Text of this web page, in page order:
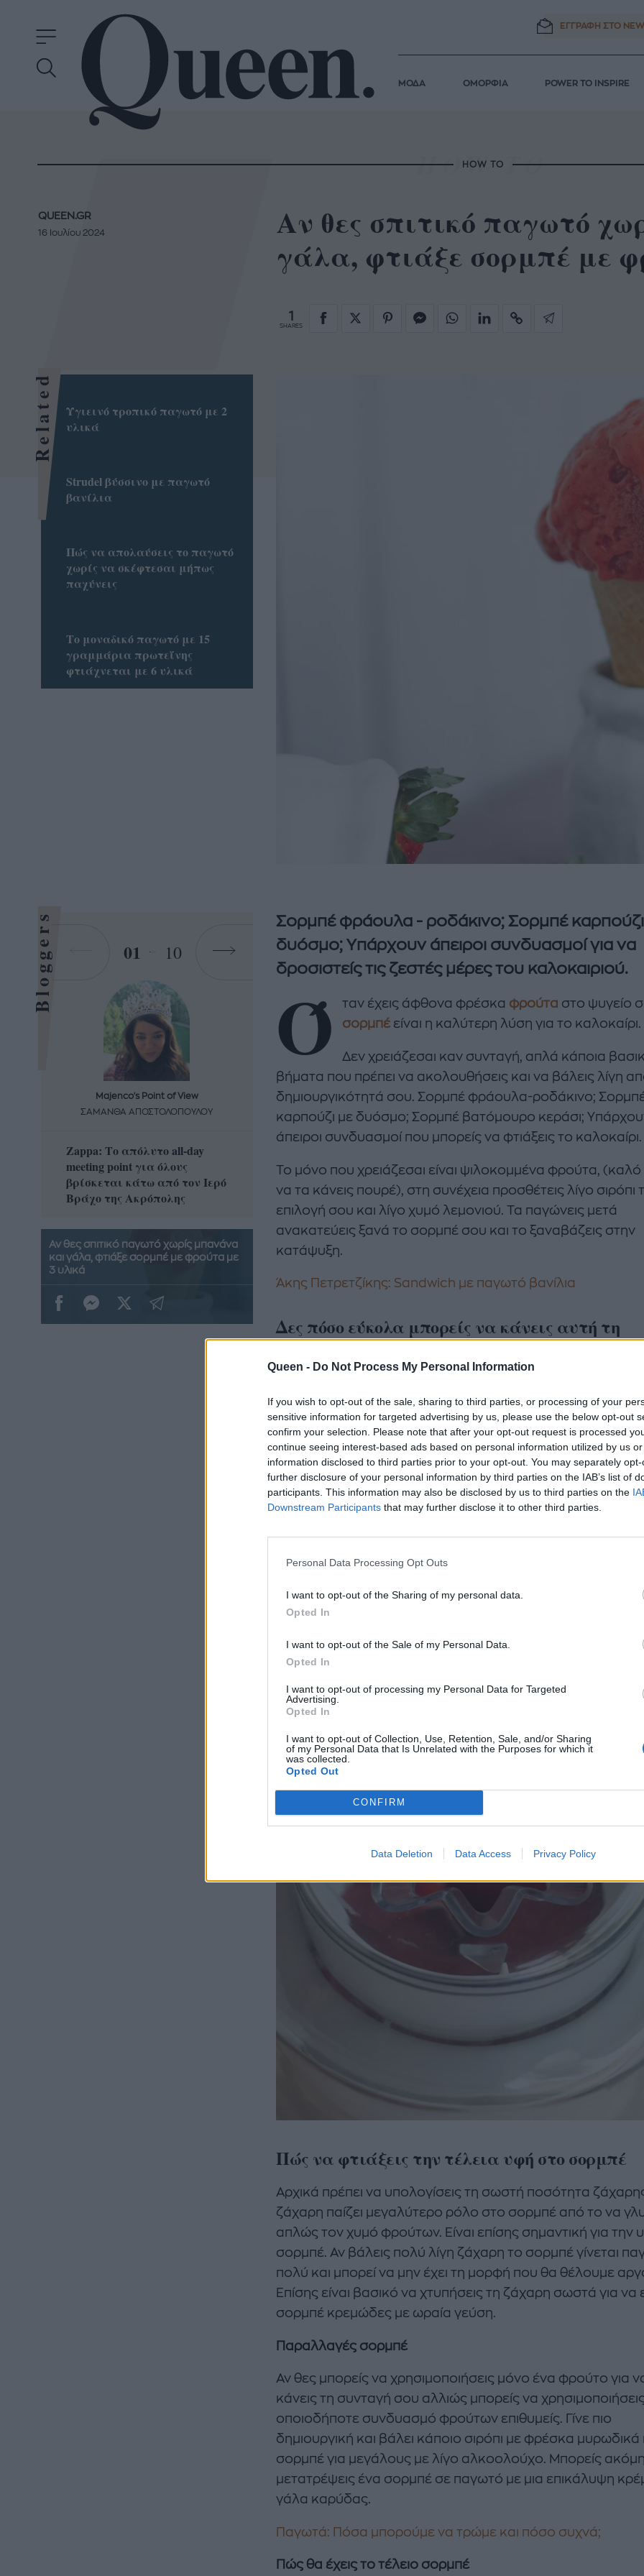
Queen - Do Not Process My Personal Information
If you wish to opt-out of the sale, sharing to third parties, or processing of your
sensitive information for targeted advertising by us, please use the below opt-out
confirm your selection. Please note that after your opt-out request is processed
continue seeing interest-based ads based on personal information utilized by us
information disclosed to third parties prior to your opt-out. You may separately
further disclosure of your personal information by third parties on the IAB’s list of
participants. This information may also be disclosed by us to third parties on the
Downstream Participants that may further disclose it to other third parties.
Personal Data Processing Opt Outs
I want to opt-out of the Sharing of my personal data.
Opted In
I want to opt-out of the Sale of my Personal Data.
Opted In
I want to opt-out of processing my Personal Data for Targeted
Advertising.
Opted In
I want to opt-out of Collection, Use, Retention, Sale, and/or Sharing
of my Personal Data that Is Unrelated with the Purposes for which it
was collected.
Opted Out
CONFIRM
Data Deletion Data Access Privacy Policy
ΕΓΓΡΑΦΗ ΣΤΟ
ΜΟΔΑ ΟΜΟΡΦΙΑ POWER TO INSPIRE
HOW TO
Αν θες σπιτικό παγωτό
γάλα, φτιάξε σορμπέ με
1
SHARES
QUEEN.GR
16 Ιουλίου 2024
Σορμπέ φράουλα - ροδάκινο; Σορμπέ
δυόσμο; Υπάρχουν άπειροι συνδυασμοί για να
δροσιστείς τις ζεστές μέρες του καλοκαιριού.
Ό ταν έχεις άφθονα φρέσκα φρούτα στο ψυγείο
σορμπέ είναι η καλύτερη λύση για το καλοκαίρι.
Δεν χρειάζεσαι καν συνταγή, απλά κάποια
βήματα που πρέπει να ακολουθήσεις και να βάλεις λίγη
δημιουργικότητά σου. Σορμπέ φράουλα-ροδάκινο;
καρπούζι με δυόσμο; Σορμπέ βατόμουρο κεράσι;
άπειροι συνδυασμοί που μπορείς να φτιάξεις το καλοκαίρι.
Το μόνο που χρειάζεσαι είναι ψιλοκομμένα φρούτα, (καλό
να τα κάνεις πουρέ), στη συνέχεια προσθέτεις λίγο σιρόπι
επιλογή σου και λίγο χυμό λεμονιού. Τα παγώνεις μετά
ανακατεύεις ξανά το σορμπέ σου και το ξαναβάζεις στην
κατάψυξη.
Άκης Πετρετζίκης: Sandwich με παγωτό βανίλια
Δες πόσο εύκολα μπορείς να κάνεις αυτή τη
ιδανική για να φτιάξεις ένα τέταρτο σορμπέ - δηλαδή
πέντε φλιτζάνια. Κάνεις πουρέ όποιο φρούτο θες,
ζάχαρη ή το σιρόπι σου, και αυτή θα είναι η βάση του
για να το βάλεις στην κατάψυξη. Μετά από κάποια λεπτά
και λίγο χυμό λεμονιού το ανακατεύεις και το αφήνεις
παγώσει!
Πώς να φτιάξεις την τέλεια υφή στο σορμπέ
Αρχικά πρέπει να υπολογίσεις τη σωστή ποσότητα
ζάχαρη παίζει μεγαλύτερο ρόλο στο σορμπέ από το να
απλώς τον χυμό φρούτων. Είναι επίσης σημαντική για την
σορμπέ. Αν βάλεις πολύ λίγη ζάχαρη το σορμπέ γίνεται
πολύ και μπορεί να μην έχει τη μορφή που θα θέλουμε
Επίσης είναι βασικό να χτυπήσεις τη ζάχαρη σωστά για να
σορμπέ κρεμώδες με ωραία γεύση.
Παραλλαγές σορμπέ
Αν θες μπορείς να χρησιμοποιήσεις μόνο ένα φρούτο για
κάνεις τη συνταγή σου αλλιώς μπορείς να
οποιοδήποτε συνδυασμό φρούτων επιθυμείς. Γίνε πιο
δημιουργική και βάλει κάποιο σιρόπι με φρέσκα μυρωδικά
σορμπέ για μεγάλους με λίγο αλκοολούχο. Μπορείς
μετατρέψεις ένα σορμπέ σε παγωτό με μια επικάλυψη
γάλα καρύδας.
Παγωτά: Πόσα μπορούμε να τρώμε και πόσο συχνά;
Πώς θα έχεις το τέλειο σορμπέ
Related
Υγιεινό τροπικό παγωτό με 2
υλικά
Strudel βύσσινο με παγωτό
βανίλια
Πώς να απολαύσεις το παγωτό
χωρίς να σκέφτεσαι μήπως
παχύνεις
Το μοναδικό παγωτό με 15
γραμμάρια πρωτεΐνης
φτιάχνεται με 6 υλικά
Bloggers 01 10
Majenco's Point of View
ΣΑΜΑΝΘΑ ΑΠΟΣΤΟΛΟΠΟΥΛΟΥ
Zappa: Το απόλυτο all-day
meeting point για όλους
βρίσκεται κάτω από τον Ιερό
Βράχο της Ακρόπολης
Majenco's Point of View
ΣΑΜΑΝΘΑ ΑΠΟΣΤΟΛΟΠΟΥΛΟΥ
δροσερή σαλάτα με
καρπούζι, φέτα και φράουλες
που θα λατρέψετε
A STORY BY KORI
ΔΑΦΝΗ ΚΑΡΑΒΟΚΥΡΗ
έπαθα την πρώτη κρίση
πανικού νόμιζα πως θα
πεθάνω»
Αν θες σπιτικό παγωτό χωρίς μπανάνα
και γάλα, φτιάξε σορμπέ με φρούτα με
3 υλικά